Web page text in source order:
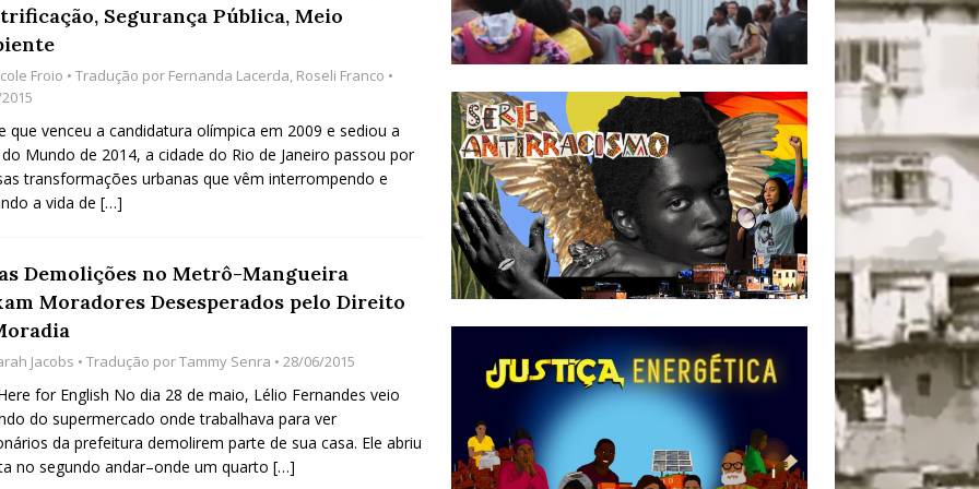
Começou com uma Praça em Ramos [OPINIÃO]
Agroecológico com os Povos das Águas Reúne
e Inauguração da Feira da Praia do Remanso
COBERTURA DE EVENTOS
Fluminenses, Cronicamente Abandonados,
Segurança Pública, Meio
Froio • Tradução por Fernanda Lacerda, Roseli Franco •
que venceu a candidatura olímpica em 2009 e sediou a
Mundo de 2014, a cidade do Rio de Janeiro passou por
transformações urbanas que vêm interrompendo e
a vida de […]
Demolições no Metrô-Mangueira
Moradores Desesperados pelo Direito
Jacobs • Tradução porTammy Senra • 28/06/2015
for English No dia 28 de maio, Lélio Fernandes veio
do supermercado onde trabalhava para ver
da prefeitura demolirem parte de sua casa. Ele abriu
no segundo andar–onde um quarto […]